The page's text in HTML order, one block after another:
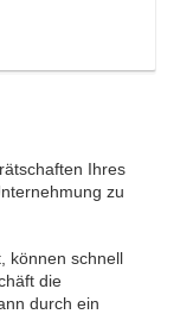
Ihres
zu
können schnell
die
durch ein